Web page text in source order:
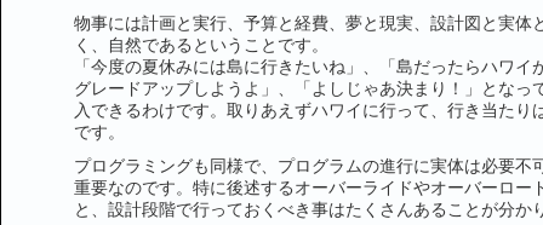
物事には計画と実行、予算と経費、夢と現実、設計図と実
く、自然であるということです。
「今度の夏休みには島に行きたいね」、「島だったらハワ
グレードアップしようよ」、「よしじゃあ決まり！」とな
入できるわけです。取りあえずハワイに行って、行き当た
です。
プログラミングも同様で、プログラムの進行に実体は必要
重要なのです。特に後述するオーバーライドやオーバーロ
と、設計段階で行っておくべき事はたくさんあることが分か